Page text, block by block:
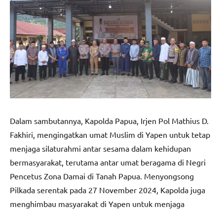
Dalam sambutannya, Kapolda Papua, Irjen Pol Mathius D.
Fakhiri, mengingatkan umat Muslim di Yapen untuk tetap
menjaga silaturahmi antar sesama dalam kehidupan
bermasyarakat, terutama antar umat beragama di Negri
Pencetus Zona Damai di Tanah Papua. Menyongsong
Pilkada serentak pada 27 November 2024, Kapolda juga
menghimbau masyarakat di Yapen untuk menjaga